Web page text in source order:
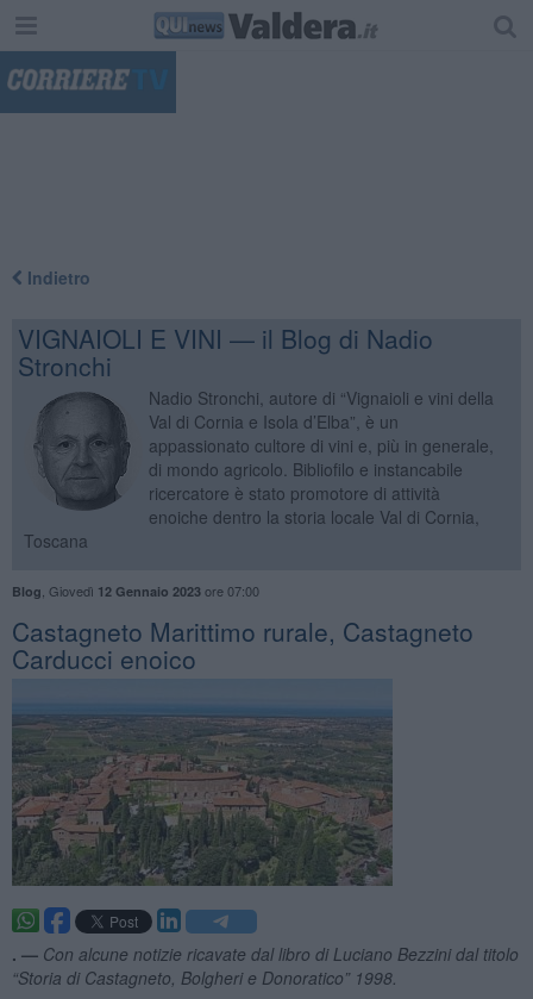
Indietro
VIGNAIOLI E VINI — il Blog di Nadio
Stronchi
Nadio Stronchi, autore di “Vignaioli e vini della
Val di Cornia e Isola d’Elba”, è un
appassionato cultore di vini e, più in generale,
di mondo agricolo. Bibliofilo e instancabile
ricercatore è stato promotore di attività
enoiche dentro la storia locale Val di Cornia,
Toscana
Blog Giovedì 12 Gennaio 2023ore 07:00
​Castagneto Marittimo rurale, Castagneto
Carducci enoico
. — Con alcune notizie ricavate dal libro di Luciano Bezzini dal titolo
“Storia di Castagneto, Bolgheri e Donoratico” 1998.